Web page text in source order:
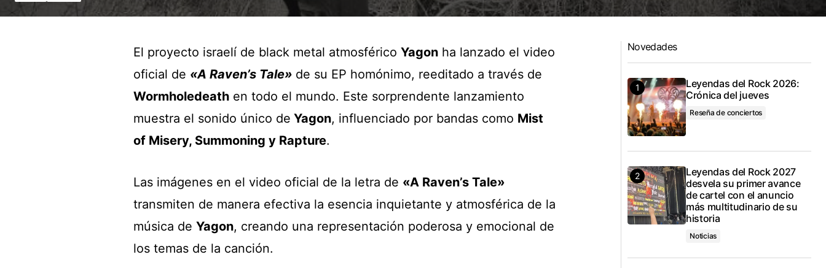
El proyecto israelí de black metal atmosférico Yagon ha lanzado el video
oficial de «A Raven’s Tale» de su EP homónimo, reeditado a través de
Wormholedeath en todo el mundo. Este sorprendente lanzamiento
muestra el sonido único de Yagon, influenciado por bandas como Mist
of Misery, Summoning y Rapture.
Las imágenes en el video oficial de la letra de «A Raven’s Tale»
transmiten de manera efectiva la esencia inquietante y atmosférica de la
música de Yagon, creando una representación poderosa y emocional de
los temas de la canción.
Novedades
Leyendas del Rock 2026:
Crónica del jueves
Reseña de conciertos
Leyendas del Rock 2027
desvela su primer avance
de cartel con el anuncio
más multitudinario de su
historia
Noticias